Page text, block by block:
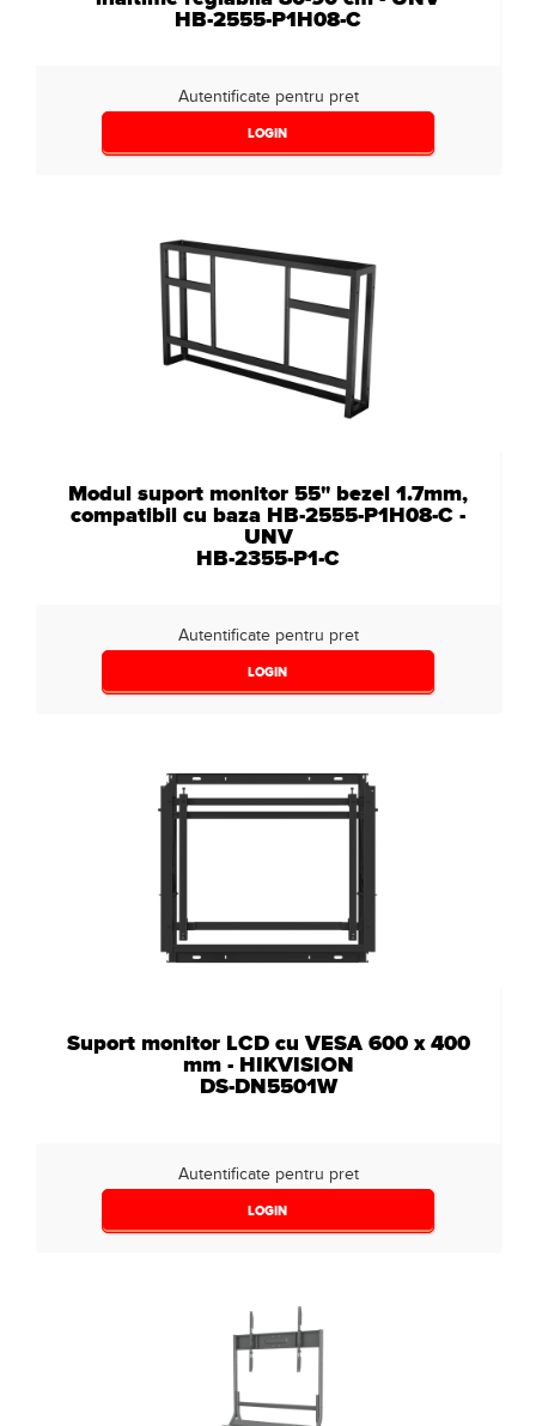
HB-2555-P1H08-C
Autentificate pentru pret
LOGIN
Modul suport monitor 55" bezel 1.7mm,
compatibil cu baza HB-2555-P1H08-C -
UNV
HB-2355-P1-C
Autentificate pentru pret
LOGIN
Suport monitor LCD cu VESA 600 x 400
mm - HIKVISION
DS-DN5501W
Autentificate pentru pret
LOGIN